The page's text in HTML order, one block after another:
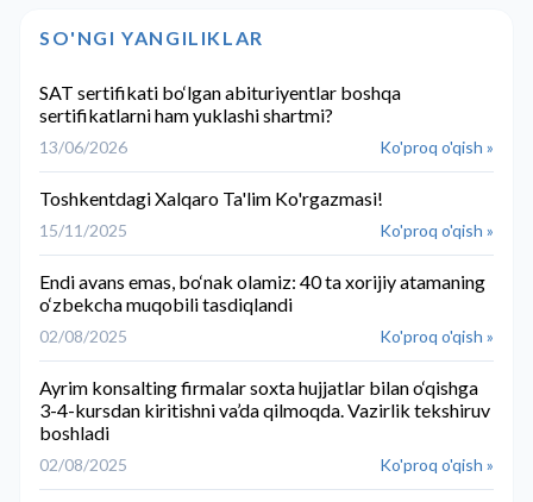
SO'NGI YANGILIKLAR
SAT sertifikati bo‘lgan abituriyentlar boshqa
sertifikatlarni ham yuklashi shartmi?
13/06/2026 Ko'proq o'qish »
Toshkentdagi Xalqaro Ta'lim Ko'rgazmasi!
15/11/2025 Ko'proq o'qish »
Endi avans emas, bo‘nak olamiz: 40 ta xorijiy atamaning
o‘zbekcha muqobili tasdiqlandi
02/08/2025 Ko'proq o'qish »
Ayrim konsalting firmalar soxta hujjatlar bilan o‘qishga
3-4-kursdan kiritishni va’da qilmoqda. Vazirlik tekshiruv
boshladi
02/08/2025 Ko'proq o'qish »